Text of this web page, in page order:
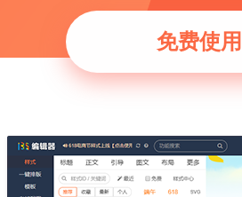
免费使用